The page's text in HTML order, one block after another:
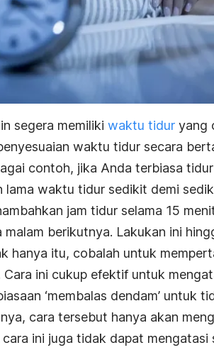
segera memiliki waktu tidur yang
waktu tidur secara
contoh, jika Anda terbiasa
lama waktu tidur sedikit demi
jam tidur selama 15
malam berikutnya. Lakukan ini
hanya itu, cobalah untuk
Cara ini cukup efektif untuk
‘membalas dendam’ untuk
cara tersebut hanya akan
cara ini juga tidak dapat